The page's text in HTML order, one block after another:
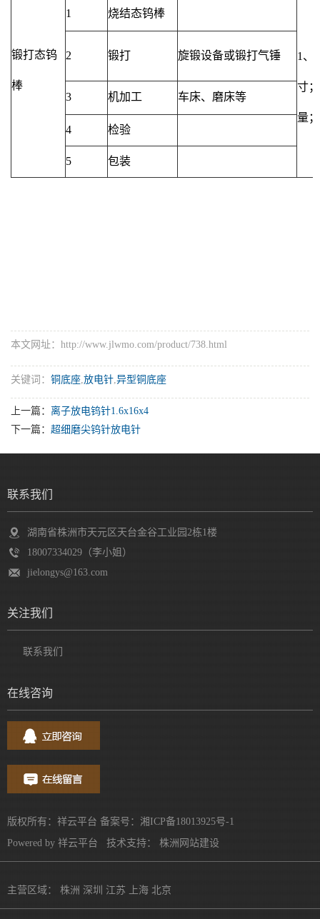
锻打态钨
棒
1 烧结态钨棒
1、
寸
量
2 锻打 旋锻设备或锻打气锤
3 机加工 车床、磨床等
4 检验
5 包装
本文网址：http://www.jlwmo.com/product/738.html
关键词： 铜底座 放电针 异型铜底座
上一篇： 离子放电钨针1.6x16x4
下一篇： 超细磨尖钨针放电针
联系我们
湖南省株洲市天元区天台金谷工业园2栋1楼
18007334029（李小姐）
jielongys@163.com
关注我们
联系我们
在线咨询
版权所有：祥云平台 备案号： 湘ICP备18013925号-1
Powered by 祥云平台 技术支持： 株洲网站建设
主营区域： 株洲 深圳 江苏 上海 北京